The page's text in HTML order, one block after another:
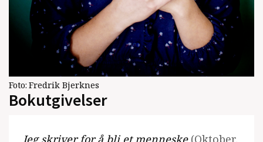
Foto: Fredrik Bjerknes
Bokutgivelser
Jeg skriver for å bli et menneske (Oktober,